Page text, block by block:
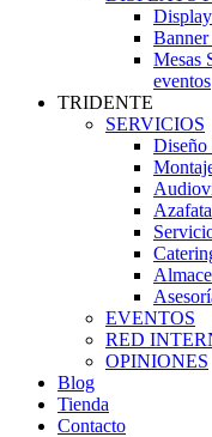
Mesas
eventos
TRIDENTE
SERVICIOS
Diseño
EVENTOS
RED
OPINIONES
Blog
Tienda
Contacto